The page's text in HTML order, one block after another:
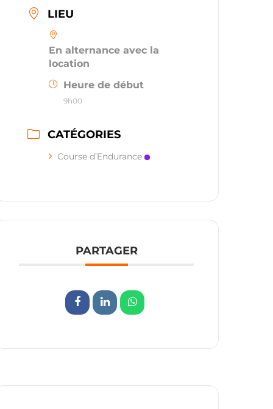
LIEU
En alternance avec la
location
Heure de début
9h00
CATÉGORIES
Course d’Endurance
PARTAGER